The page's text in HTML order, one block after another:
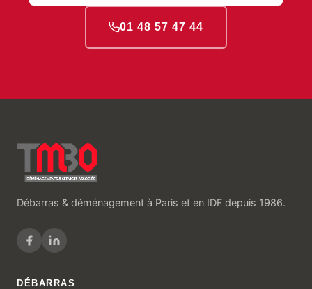
01 48 57 47 44
Débarras & déménagement à Paris et en IDF depuis 1986.
DÉBARRAS